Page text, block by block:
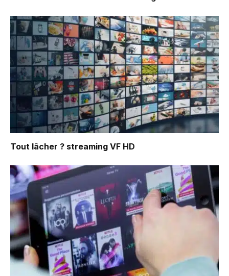
Tout lâcher ? streaming VF HD